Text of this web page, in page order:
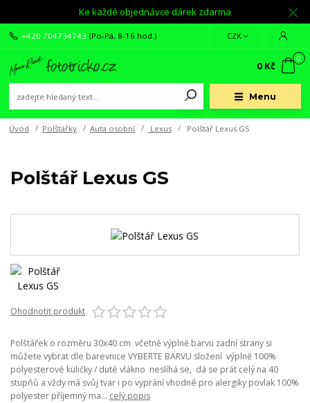
Ke každé objednávce dárek zdarma
Menu
CZK
+420 704734743 (Po-Pá, 8-16 hod.)
0
0 Kč
Úvod Polštářky Auta osobní Lexus Polštář Lexus GS
Polštář Lexus GS
Ohodnotit produkt
Polštářek o rozměru 30x40 cm včetně výplně barvu zadní strany si
můžete vybrat dle barevnice VYBERTE BARVU složení výplně 100%
polyesterové kuličky / duté vlákno neslíhá se, dá se prát celý na 40
stupňů a vždy má svůj tvar i po vyprání vhodné pro alergiky povlak 100%
polyester příjemný ma... celý popis